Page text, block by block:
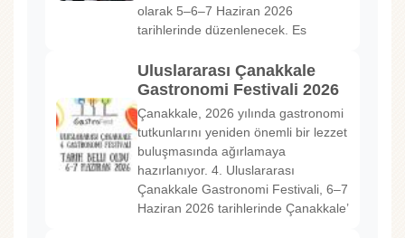
olarak 5–6–7 Haziran 2026
tarihlerinde düzenlenecek. Es
Uluslararası Çanakkale
Gastronomi Festivali 2026
Çanakkale, 2026 yılında gastronomi
tutkunlarını yeniden önemli bir lezzet
buluşmasında ağırlamaya
hazırlanıyor. 4. Uluslararası
Çanakkale Gastronomi Festivali, 6–7
Haziran 2026 tarihlerinde Çanakkale’